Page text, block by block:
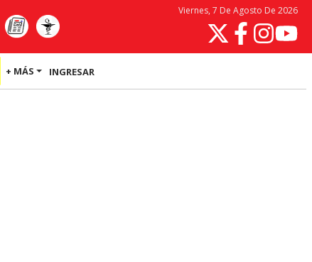
Viernes, 7 De Agosto De 2026
+ MÁS INGRESAR